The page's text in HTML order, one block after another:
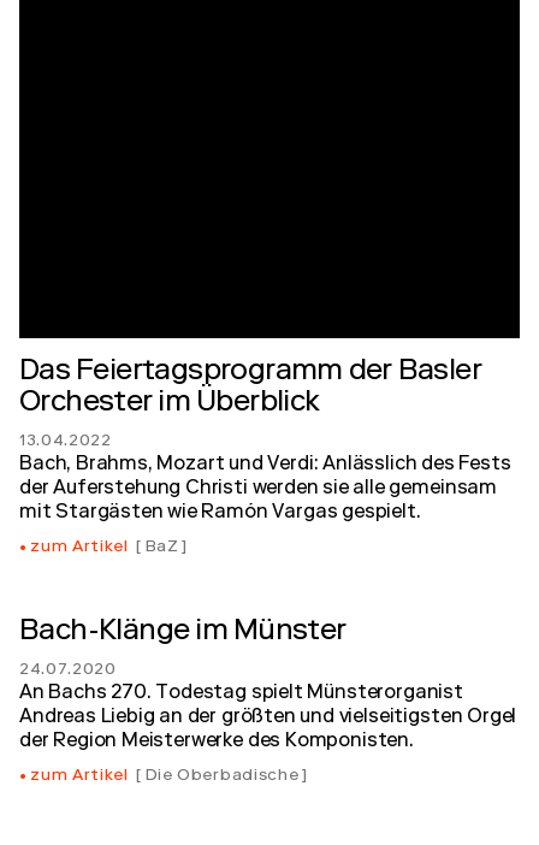
Das Feiertagsprogramm der Basler
Orchester im Überblick
13.04.2022
Bach, Brahms, Mozart und Verdi: Anlässlich des Fests
der Auferstehung Christi werden sie alle gemeinsam
mit Stargästen wie Ramón Vargas gespielt.
zum Artikel BaZ
Bach-Klänge im Münster
24.07.2020
An Bachs 270. Todestag spielt Münsterorganist
Andreas Liebig an der größten und vielseitigsten Orgel
der Region Meisterwerke des Komponisten.
zum Artikel Die Oberbadische